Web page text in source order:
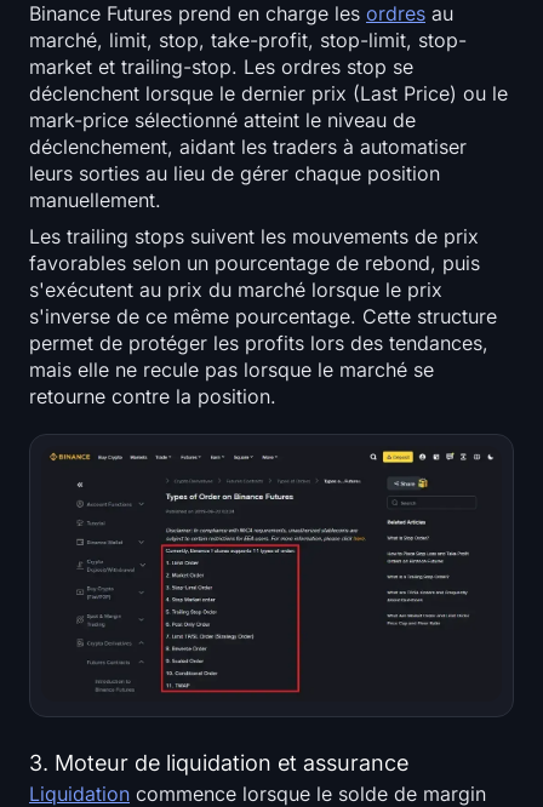
Binance Futures prend en charge les ordres au
marché, limit, stop, take-profit, stop-limit, stop-
market et trailing-stop. Les ordres stop se
déclenchent lorsque le dernier prix (Last Price) ou le
mark-price sélectionné atteint le niveau de
déclenchement, aidant les traders à automatiser
leurs sorties au lieu de gérer chaque position
manuellement.
Les trailing stops suivent les mouvements de prix
favorables selon un pourcentage de rebond, puis
s'exécutent au prix du marché lorsque le prix
s'inverse de ce même pourcentage. Cette structure
permet de protéger les profits lors des tendances,
mais elle ne recule pas lorsque le marché se
retourne contre la position.
3. Moteur de liquidation et assurance
Liquidation commence lorsque le solde de margin